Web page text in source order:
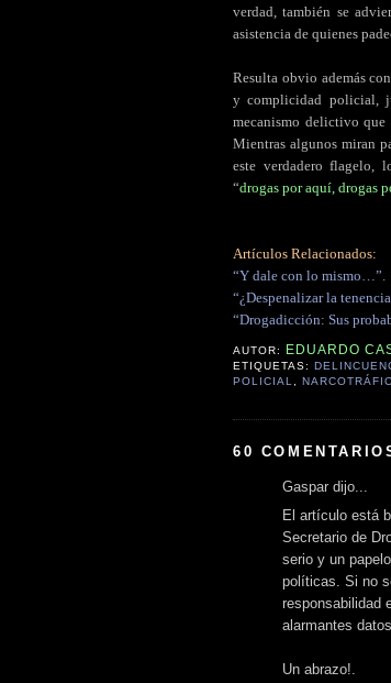
verdad, también se
asistencia de quienes
Resulta obvio además
y complicidad policial,
mecanismo delictivo que
Mientras algunos miran
este verdadero flagelo,
“drogas por aquí, drogas
Artículos Relacionados:
“Y dale con lo mismo…”.
“¿Despenalizar la
“Drogadicción: Sus
AUTOR: EDUARDO
ETIQUETAS:
POLICIAL
,
60
Gaspar dijo...
El artículo está
Secretario de
serio y un
políticas. Si no
responsabilidad
alarmantes
Un abrazo!.